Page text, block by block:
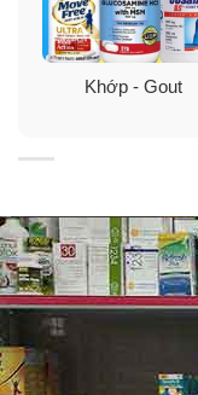
Chondroitin giúp
đệm giúp hỗ trợ
MSM giúp hỗ trợ
Khớp - Gout